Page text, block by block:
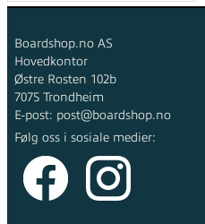
Boardshop.no AS
Hovedkontor
Østre Rosten 102b
7075 Trondheim
E-post: post@boardshop.no
Følg oss i sosiale medier: